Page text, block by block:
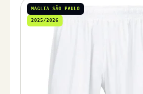
MAGLIA SÃO PAULO
2025/2026